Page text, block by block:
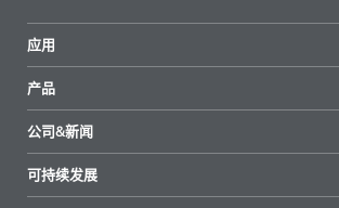
应用
产品
所有产品
重点推荐
公司&新闻
新闻
可持续发展